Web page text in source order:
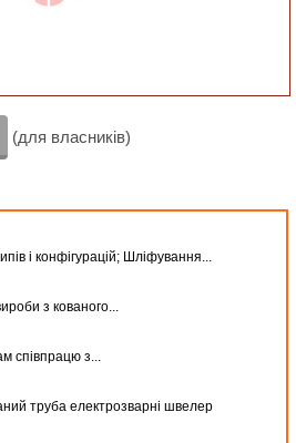
(для власників)
і конфігурацій; Шліфування...
з кованого...
співпрацю з...
труба електрозварні швелер